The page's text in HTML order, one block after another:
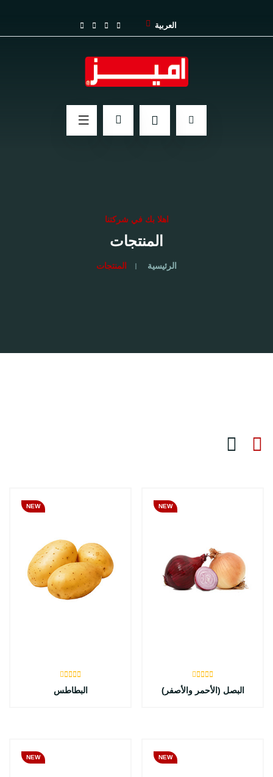
العربية
اهلا بك في شركتنا
المنتجات
الرئيسية المنتجات
NEW
البصل (الأحمر والأصفر)
NEW
البطاطس
NEW
NEW